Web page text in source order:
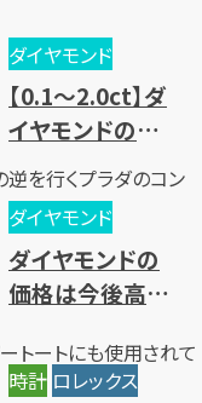
逆を行くプラダのコン
トートにも使用されて
ダイヤモンド
【0.1～2.0ct】ダ
イヤモンドの買
取相場一覧！価
値基準と売却時
のポイントとは？
ダイヤモンド
ダイヤモンドの
価格は今後高騰
値上がりの背景
時計 ロレックス